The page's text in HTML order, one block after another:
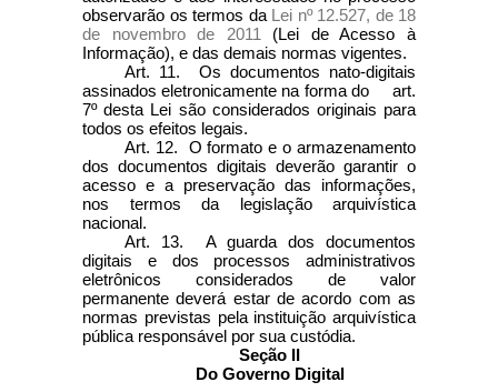
observarão os termos da Lei nº 12.527, de 18
de novembro de 2011
(Lei de Acesso à
Informação), e das demais normas vigentes.
Art. 11. Os documentos nato-digitais
assinados eletronicamente na forma do art.
7º desta Lei são considerados originais para
todos os efeitos legais.
Art. 12. O formato e o armazenamento
dos documentos digitais deverão garantir o
acesso e a preservação das informações,
nos termos da legislação arquivística
nacional.
Art. 13. A guarda dos documentos
digitais e dos processos administrativos
eletrônicos considerados de valor
permanente deverá estar de acordo com as
normas previstas pela instituição arquivística
pública responsável por sua custódia.
Seção II
Do Governo Digital